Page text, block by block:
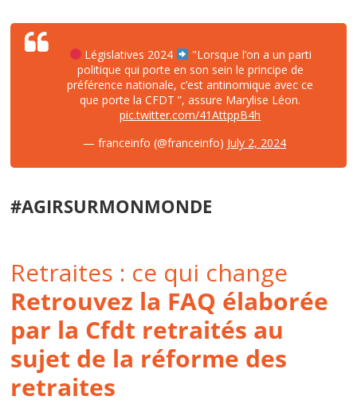
Législatives 2024
"Lorsque l’on a un parti
politique qui porte en son sein le principe de
préférence nationale, c’est antinomique avec ce
que porte la CFDT ”, assure Marylise Léon.
pic.twitter.com/41AttppB4h
— franceinfo (@franceinfo) July 2, 2024
#AGIRSURMONMONDE
Retraites : ce qui change
Retrouvez la FAQ élaborée
par la Cfdt retraités au
sujet de la réforme des
retraites